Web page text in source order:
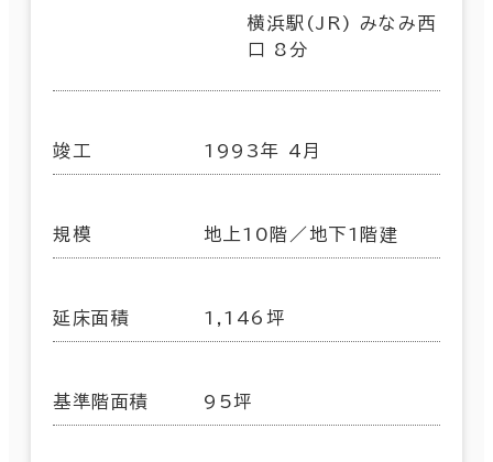
横浜駅(JR) みなみ西
口 8分
竣工 1993年 4月
規模 地上10階／地下1階建
延床面積 1,146坪
基準階面積 95坪